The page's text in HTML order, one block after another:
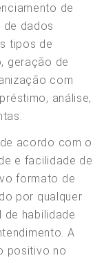
de
dados
tipos de
geração de
com
análise,
acordo com o
e facilidade de
formato de
por qualquer
de habilidade
A
positivo no